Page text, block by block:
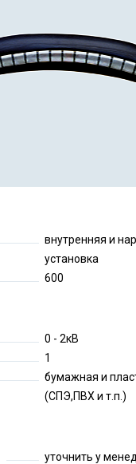
внутренняя и
установка
600
0 - 2кВ
1
бумажная и
(СПЭ,ПВХ и т.п.)
уточнить у